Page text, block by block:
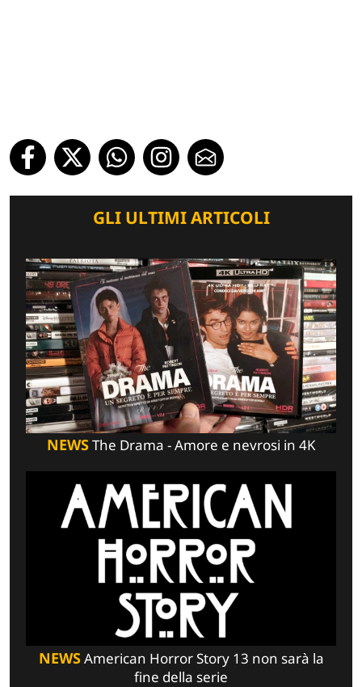
GLI ULTIMI ARTICOLI
NEWSThe Drama - Amore e nevrosi in 4K
NEWSAmerican Horror Story 13 non sarà la
fine della serie